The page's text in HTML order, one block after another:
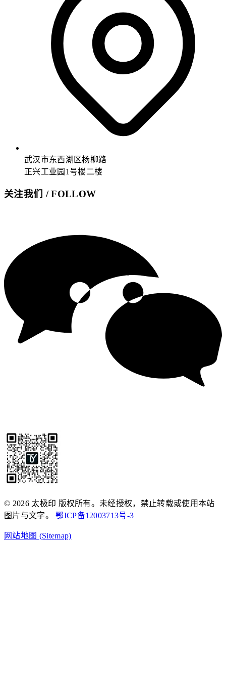
武汉市东西湖区杨柳路
正兴工业园1号楼二楼
关注我们 / FOLLOW
© 2026 太极印 版权所有。未经授权，禁止转载或使用本站
图片与文字。鄂ICP备12003713号-3
网站地图 (Sitemap)